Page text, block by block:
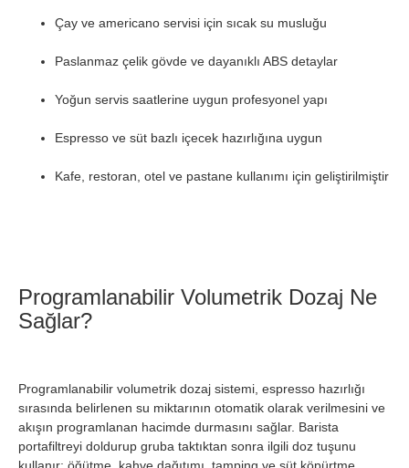
Çay ve americano servisi için sıcak su musluğu
Paslanmaz çelik gövde ve dayanıklı ABS detaylar
Yoğun servis saatlerine uygun profesyonel yapı
Espresso ve süt bazlı içecek hazırlığına uygun
Kafe, restoran, otel ve pastane kullanımı için geliştirilmiştir
Programlanabilir Volumetrik Dozaj Ne
Sağlar?
Programlanabilir volumetrik dozaj sistemi, espresso hazırlığı
sırasında belirlenen su miktarının otomatik olarak verilmesini ve
akışın programlanan hacimde durmasını sağlar. Barista
portafiltreyi doldurup gruba taktıktan sonra ilgili doz tuşunu